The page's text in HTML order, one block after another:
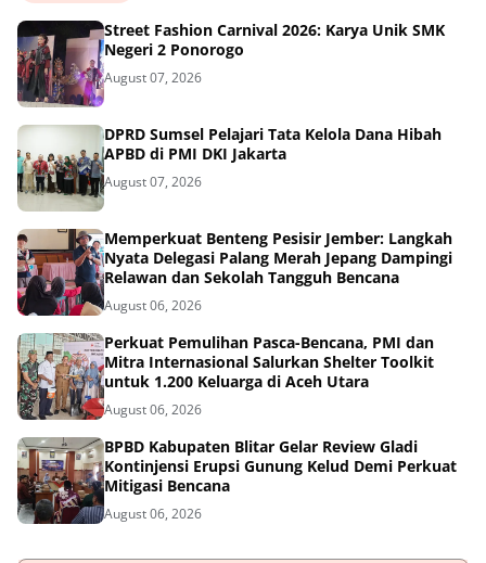
Street Fashion Carnival 2026: Karya Unik SMK
Negeri 2 Ponorogo
August 07, 2026
DPRD Sumsel Pelajari Tata Kelola Dana Hibah
APBD di PMI DKI Jakarta
August 07, 2026
Memperkuat Benteng Pesisir Jember: Langkah
Nyata Delegasi Palang Merah Jepang Dampingi
Relawan dan Sekolah Tangguh Bencana
August 06, 2026
Perkuat Pemulihan Pasca-Bencana, PMI dan
Mitra Internasional Salurkan Shelter Toolkit
untuk 1.200 Keluarga di Aceh Utara
August 06, 2026
BPBD Kabupaten Blitar Gelar Review Gladi
Kontinjensi Erupsi Gunung Kelud Demi Perkuat
Mitigasi Bencana
August 06, 2026